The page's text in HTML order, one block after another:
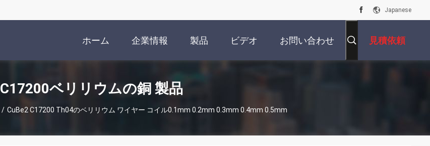
Japanese
ホーム 企業情報 製品 ビデオ お問い合わせ 見積依頼
C17200ベリリウムの銅 製品
/ CuBe2 C17200 Th04のベリリウム ワイヤー コイル0.1mm 0.2mm 0.3mm 0.4mm 0.5mm